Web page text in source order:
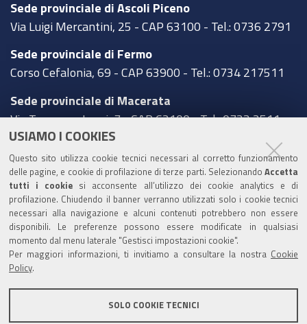
USIAMO I COOKIES
Questo sito utilizza cookie tecnici necessari al corretto funzionamento
delle pagine, e cookie di profilazione di terze parti. Selezionando Accetta
tutti i cookie si acconsente all’utilizzo dei cookie analytics e di
profilazione. Chiudendo il banner verranno utilizzati solo i cookie tecnici
necessari alla navigazione e alcuni contenuti potrebbero non essere
disponibili. Le preferenze possono essere modificate in qualsiasi
momento dal menu laterale "Gestisci impostazioni cookie".
Per maggiori informazioni, ti invitiamo a consultare la nostra Cookie
Policy
SOLO COOKIE TECNICI
Sede provinciale di Ascoli Piceno
Via Luigi Mercantini, 25 - CAP 63100 - Tel.: 0736 2791
Sede provinciale di Fermo
Corso Cefalonia, 69 - CAP 63900 - Tel.: 0734 217511
Sede provinciale di Macerata
Via Tommaso Lauri, 7 - CAP 62100 - Tel.: 0733 2511
Corso XI Settembre, 116 - CAP 61121 - Tel.: 0721
3571
TRASPARENZA
Amministrazione trasparente
Statistiche Web del sito (fonte Web Analytics Italia)
Contatti